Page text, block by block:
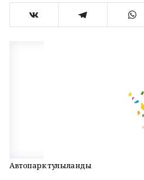
Автопарк тулыланды